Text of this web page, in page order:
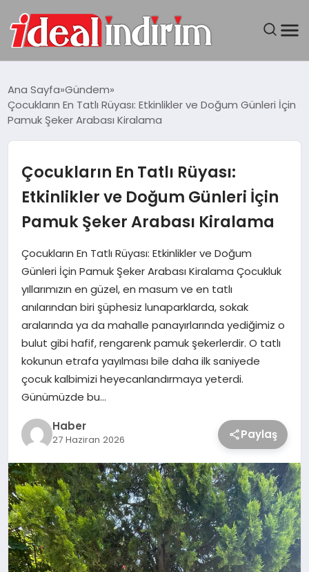
BILGISAYAR
SEYAHAT
TEKNOLOJI
YAŞAM
Ana Sayfa Gündem
Çocukların En Tatlı Rüyası: Etkinlikler ve Doğum Günleri İçin
Pamuk Şeker Arabası Kiralama
Çocukların En Tatlı Rüyası:
Etkinlikler ve Doğum Günleri İçin
Pamuk Şeker Arabası Kiralama
Çocukların En Tatlı Rüyası: Etkinlikler ve Doğum
Günleri İçin Pamuk Şeker Arabası Kiralama Çocukluk
yıllarımızın en güzel, en masum ve en tatlı
anılarından biri şüphesiz lunaparklarda, sokak
aralarında ya da mahalle panayırlarında yediğimiz o
bulut gibi hafif, rengarenk pamuk şekerlerdir. O tatlı
kokunun etrafa yayılması bile daha ilk saniyede
çocuk kalbimizi heyecanlandırmaya yeterdi.
Günümüzde bu…
Haber
27 Haziran 2026 Paylaş